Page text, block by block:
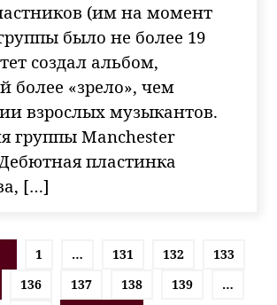
(им на момент
было не более 19
создал альбом,
более «зрело», чем
взрослых музыкантов.
группы Manchester
пластинка
[…]
1 … 131 132
133
136 137 138 139
…